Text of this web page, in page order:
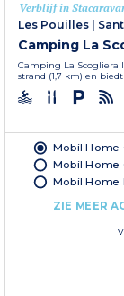
Verblijf in
Les Pouilles
Camping La
Camping La Scogliera
strand (1,7 km) en
Mobil Home
Mobil Home
Mobil Home
ZIE MEER